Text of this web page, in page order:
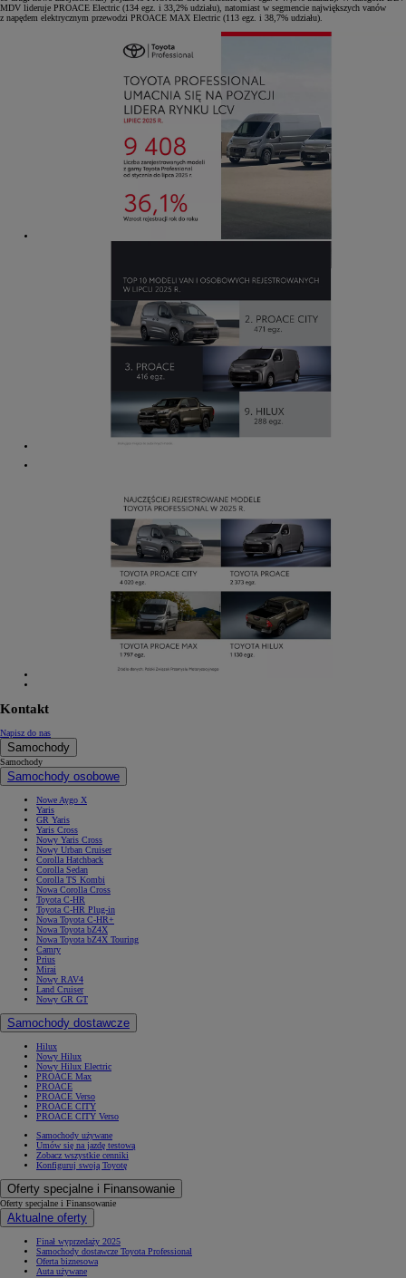
MDV lideruje PROACE Electric (134 egz. i 33,2% udziału), natomiast w segmencie największych vanów
z napędem elektrycznym przewodzi PROACE MAX Electric (113 egz. i 38,7% udziału).
Kontakt
Napisz do nas
Samochody
Samochody
Samochody osobowe
Nowe Aygo X
Yaris
GR Yaris
Yaris Cross
Nowy Yaris Cross
Nowy Urban Cruiser
Corolla Hatchback
Corolla Sedan
Corolla TS Kombi
Nowa Corolla Cross
Toyota C-HR
Toyota C-HR Plug-in
Nowa Toyota C-HR+
Nowa Toyota bZ4X
Nowa Toyota bZ4X Touring
Camry
Prius
Mirai
Nowy RAV4
Land Cruiser
Nowy GR GT
Samochody dostawcze
Hilux
Nowy Hilux
Nowy Hilux Electric
PROACE Max
PROACE
PROACE Verso
PROACE CITY
PROACE CITY Verso
Samochody używane
Umów się na jazdę testową
Zobacz wszystkie cenniki
Konfiguruj swoją Toyotę
Oferty specjalne i Finansowanie
Oferty specjalne i Finansowanie
Aktualne oferty
Finał wyprzedaży 2025
Samochody dostawcze Toyota Professional
Oferta biznesowa
Auta używane